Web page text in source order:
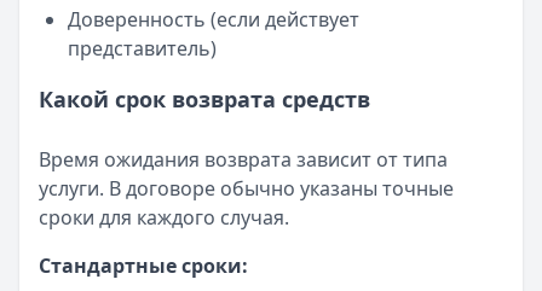
Доверенность (если действует
представитель)
Какой срок возврата средств
Время ожидания возврата зависит от типа
услуги. В договоре обычно указаны точные
сроки для каждого случая.
Стандартные сроки: